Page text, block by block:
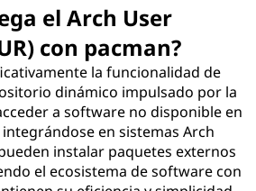
el Arch User
con pacman?
la funcionalidad de
dinámico impulsado por la
a software no disponible en
en sistemas Arch
instalar paquetes externos
el ecosistema de software con